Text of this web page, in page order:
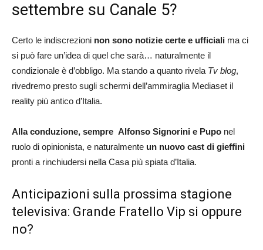
settembre su Canale 5?
Certo le indiscrezioni non sono notizie certe e ufficiali ma ci
si può fare un’idea di quel che sarà… naturalmente il
condizionale è d’obbligo. Ma stando a quanto rivela Tv blog,
rivedremo presto sugli schermi dell’ammiraglia Mediaset il
reality più antico d’Italia.
Alla conduzione, sempre Alfonso Signorini e Pupo nel
ruolo di opinionista, e naturalmente un nuovo cast di gieffini
pronti a rinchiudersi nella Casa più spiata d’Italia.
Anticipazioni sulla prossima stagione
televisiva: Grande Fratello Vip si oppure
no?